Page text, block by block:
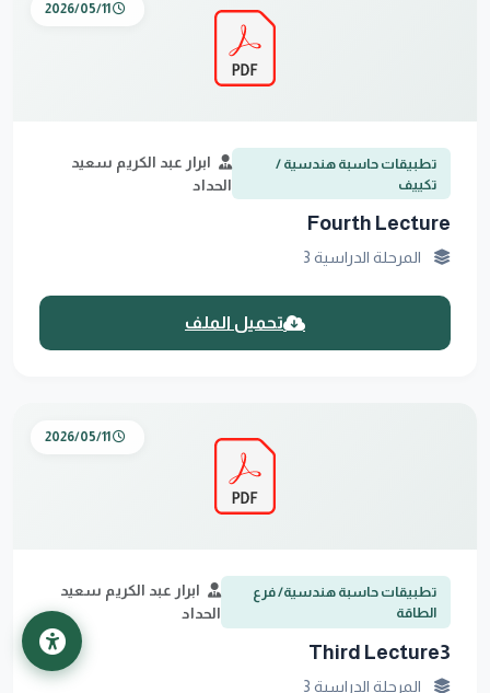
2026/05/11
تطبيقات حاسبة هندسية /
تكييف
ابرار عبد الكريم سعيد
الحداد
Fourth Lecture
المرحلة الدراسية 3
تحميل الملف
2026/05/11
تطبيقات حاسبة هندسية/ فرع
الطاقة
ابرار عبد الكريم سعيد
الحداد
Third Lecture3
المرحلة الدراسية 3